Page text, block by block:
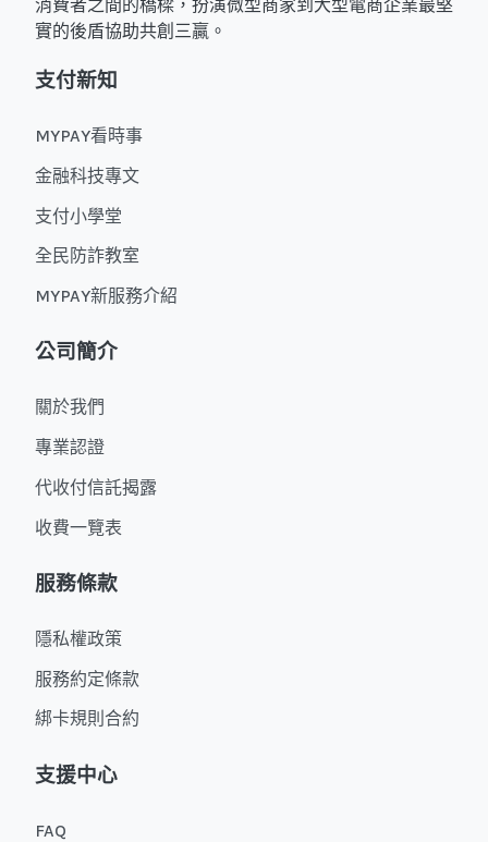
消費者之間的橋樑，扮演微型商家到大型電商企業最堅
實的後盾協助共創三贏。
支付新知
MYPAY看時事
金融科技專文
支付小學堂
全民防詐教室
MYPAY新服務介紹
公司簡介
關於我們
專業認證
代收付信託揭露
收費一覽表
服務條款
隱私權政策
服務約定條款
綁卡規則合約
支援中心
FAQ